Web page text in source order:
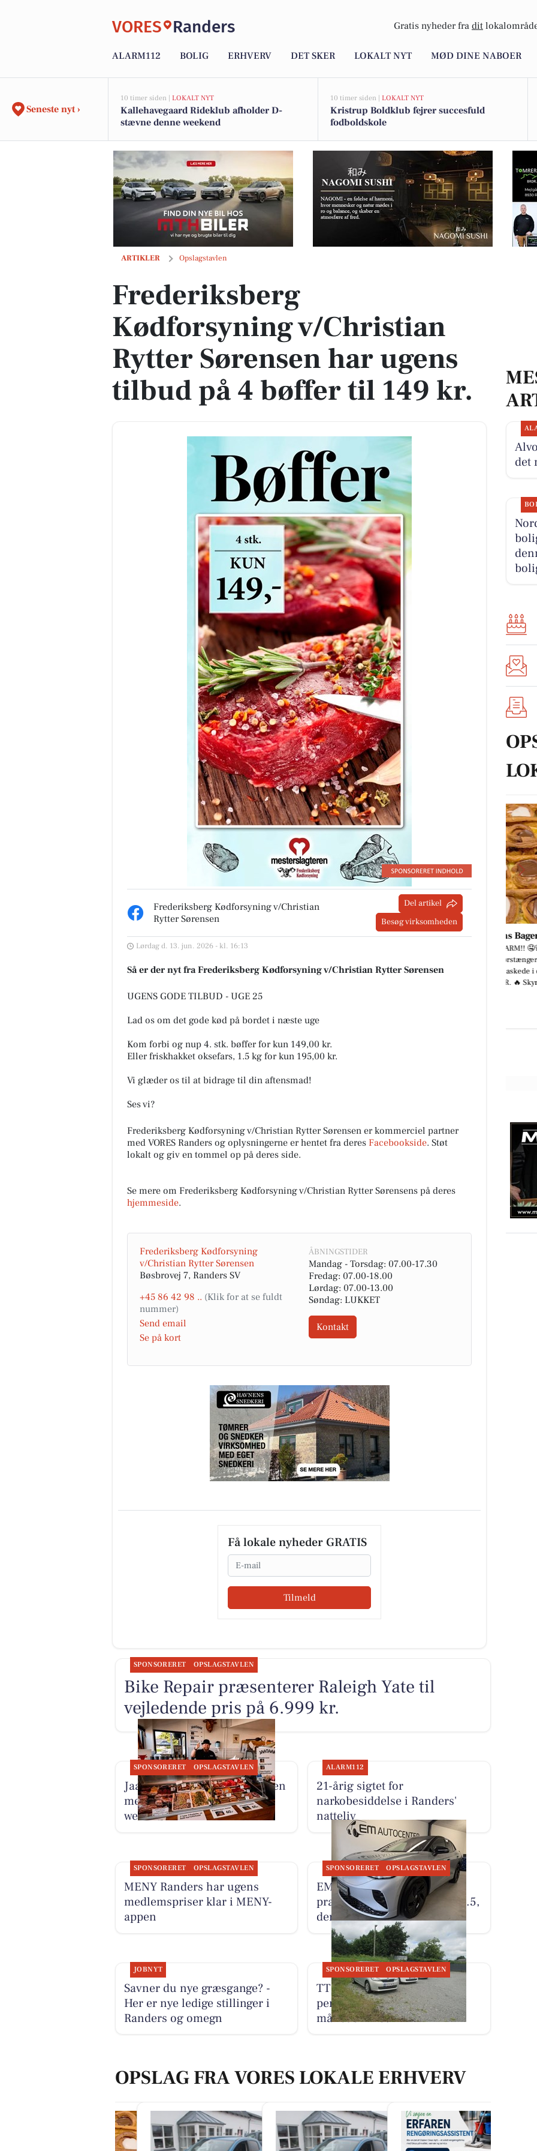
VORES Randers Gratis nyheder fra dit
ALARM112 BOLIG ERHVERV DET SKER LOKALT NYT MØD DINE NABOER
Seneste nyt ›
10 timer siden | LOKALT NYT
Kallehavegaard Rideklub afholder D-
stævne denne weekend
10 timer siden | LOKALT NYT
Kristrup Boldklub fejrer succesfuld
fodboldskole
ARTIKLER Opslagstavlen
Frederiksberg Kødforsyning v/Christian Rytter Sørensen har ugens tilbud på 4 bøffer til 149 kr.
Frederiksberg
Kødforsyning v/Christian
Rytter Sørensen har ugens
tilbud på 4 bøffer til 149 kr.
Frederiksberg Kødforsyning v/Christian
Rytter Sørensen
Del artikel
Besøg virksomheden
Lørdag d. 13. jun. 2026 - kl. 16:13
Så er der nyt fra Frederiksberg Kødforsyning v/Christian Rytter Sørensen
UGENS GODE TILBUD - UGE 25
Lad os om det gode kød på bordet i næste uge
Kom forbi og nup 4. stk. bøffer for kun 149,00 kr.
Eller friskhakket oksefars, 1.5 kg for kun 195,00 kr.
Vi glæder os til at bidrage til din aftensmad!
Ses vi?
Frederiksberg Kødforsyning v/Christian Rytter Sørensen er kommerciel partner
med VORES Randers og oplysningerne er hentet fra deres Facebookside. Støt
lokalt og giv en tommel op på deres side.
Se mere om Frederiksberg Kødforsyning v/Christian Rytter Sørensens på deres
hjemmeside.
Frederiksberg Kødforsyning
v/Christian Rytter Sørensen
Bøsbrovej 7, Randers SV
+45 86 42 98 ..
Send email
Se på kort
ÅBNINGSTIDER
Mandag - Torsdag: 07.00-17.30
Fredag: 07.00-18.00
Lørdag: 07.00-13.00
Søndag: LUKKET
Kontakt
Få lokale nyheder GRATIS
Email
Tilmeld
det
Fru Hansens Butik & Café
Flot jubilæumskurv lavet på
🤗🎁🎁 #fruhansensbutikogcafe
#fruhan...
Åbn opslaget
Løgstørvejens Bageri
EKSTRA godt snaskede i dag! 😜🥐
SPONSORERET OPSLAGSTAVLEN
Bike Repair præsenterer Raleigh Yate til
vejledende pris på 6.999 kr.
SPONSORERET OPSLAGSTAVLEN
Jaataak Slagteren fylder disken
med tilbud, kød og
weekendfristelser
ALARM112
21-årig sigtet for
narkobesiddelse i Randers'
natteliv
SPONSORERET OPSLAGSTAVLEN
MENY Randers har ugens
medlemspriser klar i MENY-
appen
SPONSORERET OPSLAGSTAVLEN
EM AUTOCENTER ApS
præsenterer en brugt VW ID.5,
der kører som en drøm
JOBNYT
Savner du nye græsgange? -
Her er nye ledige stillinger i
Randers og omegn
SPONSORERET OPSLAGSTAVLEN
TT CARS ApS udlejer lille
personbil for 3.000 kr. om
måneden med fri km
OPSLAG FRA VORES LOKALE ERHVERV